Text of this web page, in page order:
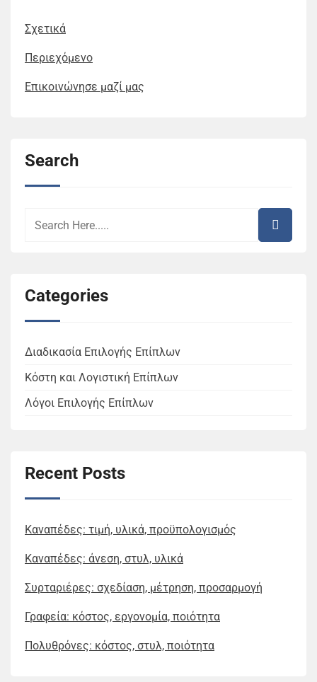
Σχετικά
Περιεχόμενο
Επικοινώνησε μαζί μας
Search
Categories
Διαδικασία Επιλογής Επίπλων
Κόστη και Λογιστική Επίπλων
Λόγοι Επιλογής Επίπλων
Recent Posts
Καναπέδες: τιμή, υλικά, προϋπολογισμός
Καναπέδες: άνεση, στυλ, υλικά
Συρταριέρες: σχεδίαση, μέτρηση, προσαρμογή
Γραφεία: κόστος, εργονομία, ποιότητα
Πολυθρόνες: κόστος, στυλ, ποιότητα